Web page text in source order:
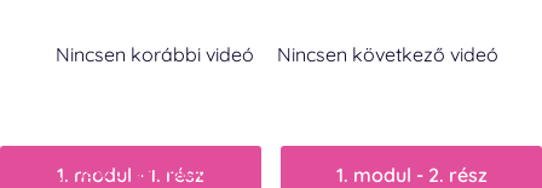
Nincsen korábbi videó Nincsen következő videó
Vissza a főoldalra
1. modul - 1. rész 1. modul - 2. rész